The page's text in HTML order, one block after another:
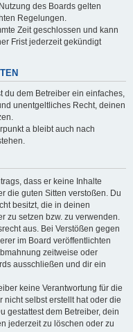
des Boards gelten
Regelungen.
Zeit geschlossen und kann
Frist jederzeit gekündigt
du dem Betreiber ein einfaches,
unentgeltliches Recht, deinen
a bleibt auch nach
dass er keine Inhalte
die guten Sitten verstoßen. Du
besitzt, die in deinen
zu setzen bzw. zu verwenden.
aus. Bei Verstößen gegen
im Board veröffentlichten
zeitweise oder
ausschließen und dir ein
keine Verantwortung für die
nicht selbst erstellt hat oder die
gestattest dem Betreiber, dein
jederzeit zu löschen oder zu